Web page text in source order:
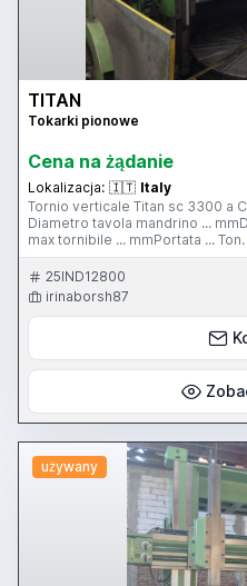
TITAN
Tokarki pionowe
Cena na żądanie
Lokalizacja: 🇮🇹 Italy
Tornio verticale Titan sc 3300 a
Diametro tavola mandrino ...
max tornibile ... mmPortata ...
25IND12800
irinaborsh87
używany